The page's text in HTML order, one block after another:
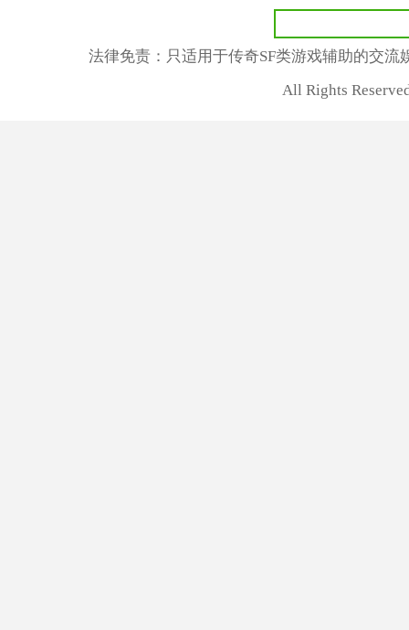
法律免责：只适用于传奇SF类游戏辅助的交
All Rights